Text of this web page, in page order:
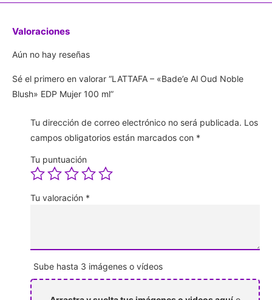
Valoraciones
Aún no hay reseñas
Sé el primero en valorar “LATTAFA – «Bade’e Al Oud Noble
Blush» EDP Mujer 100 ml”
Tu dirección de correo electrónico no será publicada. Los
campos obligatorios están marcados con *
Tu puntuación
Tu valoración *
Sube hasta 3 imágenes o vídeos